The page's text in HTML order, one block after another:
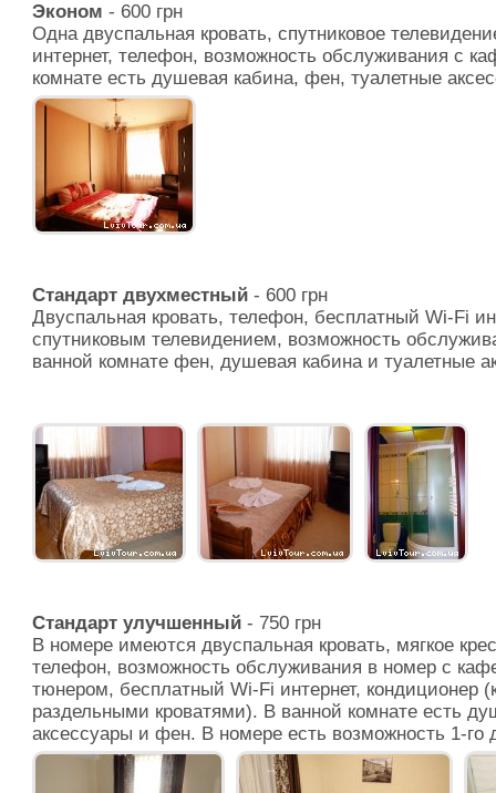
Эконом - 600 грн
Одна двуспальная кровать, спутниковое
интернет, телефон, возможность обслуживания с
комнате есть душевая кабина, фен, туалетные
Стандарт двухместный- 600 грн
Двуспальная кровать, телефон, бесплатный Wi-Fi
спутниковым телевидением, возможность
ванной комнате фен, душевая кабина и туалетные
Стандарт улучшенный- 750 грн
В номере имеются двуспальная кровать, мягкое
телефон, возможность обслуживания в номер с
тюнером, бесплатный Wi-Fi интернет, кондиционер
раздельными кроватями). В ванной комнате есть
аксессуары и фен. В номере есть возможность 1-го